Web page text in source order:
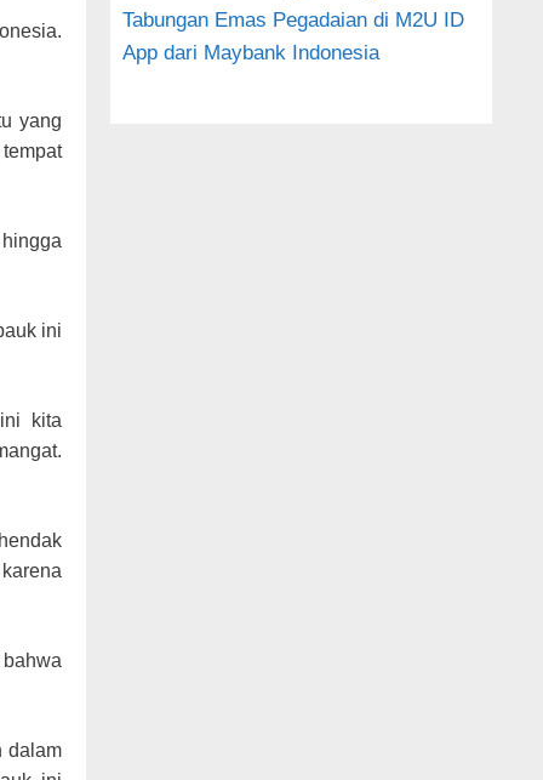
yang
ini
kita
dalam
Tabungan Emas Pegadaian di M2U ID
App dari Maybank Indonesia